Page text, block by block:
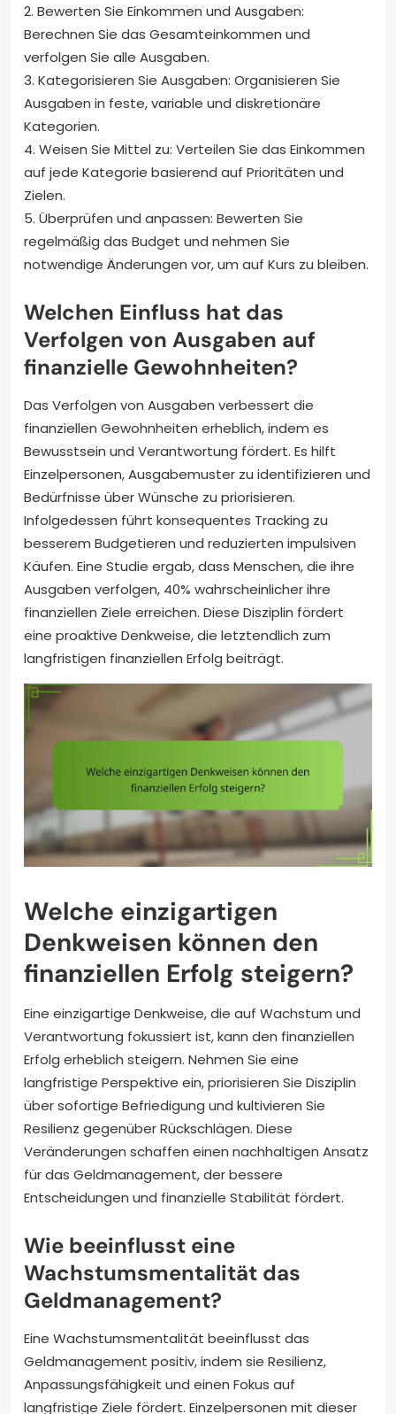
2. Bewerten Sie Einkommen und Ausgaben:
Berechnen Sie das Gesamteinkommen und
verfolgen Sie alle Ausgaben.
3. Kategorisieren Sie Ausgaben: Organisieren Sie
Ausgaben in feste, variable und diskretionäre
Kategorien.
4. Weisen Sie Mittel zu: Verteilen Sie das Einkommen
auf jede Kategorie basierend auf Prioritäten und
Zielen.
5. Überprüfen und anpassen: Bewerten Sie
regelmäßig das Budget und nehmen Sie
notwendige Änderungen vor, um auf Kurs zu bleiben.
Welchen Einfluss hat das
Verfolgen von Ausgaben auf
finanzielle Gewohnheiten?
Das Verfolgen von Ausgaben verbessert die
finanziellen Gewohnheiten erheblich, indem es
Bewusstsein und Verantwortung fördert. Es hilft
Einzelpersonen, Ausgabemuster zu identifizieren und
Bedürfnisse über Wünsche zu priorisieren.
Infolgedessen führt konsequentes Tracking zu
besserem Budgetieren und reduzierten impulsiven
Käufen. Eine Studie ergab, dass Menschen, die ihre
Ausgaben verfolgen, 40% wahrscheinlicher ihre
finanziellen Ziele erreichen. Diese Disziplin fördert
eine proaktive Denkweise, die letztendlich zum
langfristigen finanziellen Erfolg beiträgt.
Welche einzigartigen
Denkweisen können den
finanziellen Erfolg steigern?
Eine einzigartige Denkweise, die auf Wachstum und
Verantwortung fokussiert ist, kann den finanziellen
Erfolg erheblich steigern. Nehmen Sie eine
langfristige Perspektive ein, priorisieren Sie Disziplin
über sofortige Befriedigung und kultivieren Sie
Resilienz gegenüber Rückschlägen. Diese
Veränderungen schaffen einen nachhaltigen Ansatz
für das Geldmanagement, der bessere
Entscheidungen und finanzielle Stabilität fördert.
Wie beeinflusst eine
Wachstumsmentalität das
Geldmanagement?
Eine Wachstumsmentalität beeinflusst das
Geldmanagement positiv, indem sie Resilienz,
Anpassungsfähigkeit und einen Fokus auf
langfristige Ziele fördert. Einzelpersonen mit dieser